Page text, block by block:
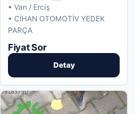
• Van / Erciş
• CİHAN OTOMOTİV YEDEK
PARÇA
Fiyat Sor
Detay